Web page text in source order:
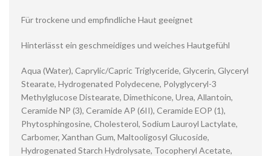
Für trockene und empfindliche Haut geeignet
Hinterlässt ein geschmeidiges und weiches Hautgefühl
Aqua (Water), Caprylic/Capric Triglyceride, Glycerin, Glyceryl
Stearate, Hydrogenated Polydecene, Polyglyceryl-3
Methylglucose Distearate, Dimethicone, Urea, Allantoin,
Ceramide NP (3), Ceramide AP (6II), Ceramide EOP (1),
Phytosphingosine, Cholesterol, Sodium Lauroyl Lactylate,
Carbomer, Xanthan Gum, Maltooligosyl Glucoside,
Hydrogenated Starch Hydrolysate, Tocopheryl Acetate,